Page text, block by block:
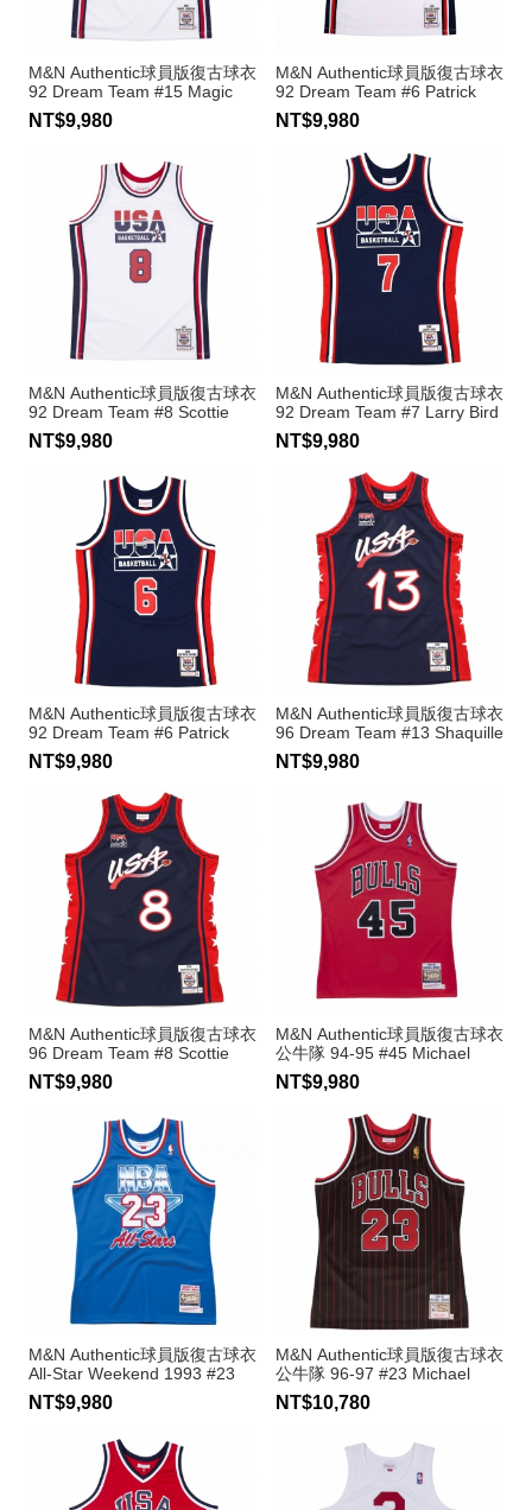
M&N Authentic球員版復古球衣
92 Dream Team #15 Magic
Johnson
NT$9,980
M&N Authentic球員版復古球衣
92 Dream Team #6 Patrick
Ewing
NT$9,980
M&N Authentic球員版復古球衣
92 Dream Team #8 Scottie
Pippen
NT$9,980
M&N Authentic球員版復古球衣
92 Dream Team #7 Larry Bird
NT$9,980
M&N Authentic球員版復古球衣
92 Dream Team #6 Patrick
Ewing
NT$9,980
M&N Authentic球員版復古球衣
96 Dream Team #13 Shaquille
O'Neal
NT$9,980
M&N Authentic球員版復古球衣
96 Dream Team #8 Scottie
Pippen
NT$9,980
M&N Authentic球員版復古球衣
公牛隊 94-95 #45 Michael
Jordan
NT$9,980
M&N Authentic球員版復古球衣
All-Star Weekend 1993 #23
Michael Jordan
NT$9,980
M&N Authentic球員版復古球衣
公牛隊 96-97 #23 Michael
Jordan
NT$10,780